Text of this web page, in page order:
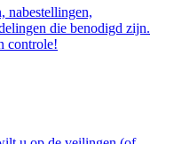
nabestellingen,
die benodigd zijn.
controle!